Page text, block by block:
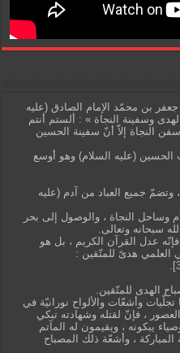
بن محمّد الإمام الصادق (عليه
وسفينة النجاة » : ألستم أنتم
النجاة إلاّ أنّ سفينة الحسين
الحسين (عليه السلام) وهو أوسع
وتضمّ جميع العباد من آدم (عليه
وساحل النجاة ، والوصول إلى بحر
سبحانه وتعالى.
عدل القرآن الكريم ، بل هو
العلمي هدىً للمتّقين :
الهدى للمتّقين.
وأشعّات والألواح نورانيّة في
، فإنّ لقتله وشهادته تبكي
يبكونه ، ويقيمون له المآتم
المباركة ، وأشعّة ذلك المصباح